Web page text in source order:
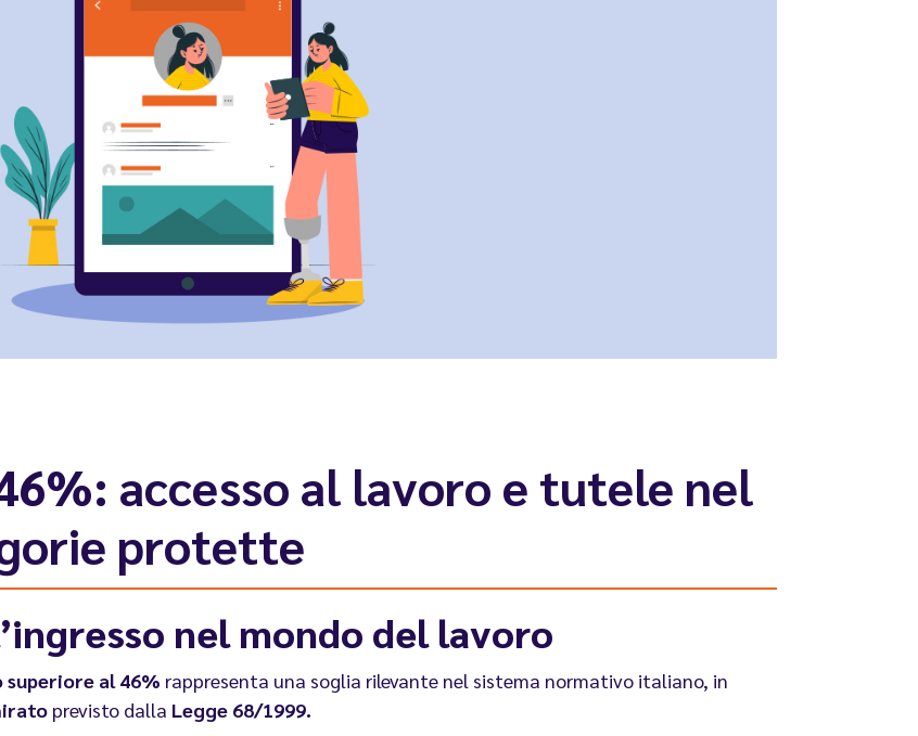
accesso al lavoro e tutele nel
protette
nel mondo del lavoro
superiore al 46% rappresenta una soglia rilevante nel sistema normativo italiano, in
previsto dalla Legge 68/1999.